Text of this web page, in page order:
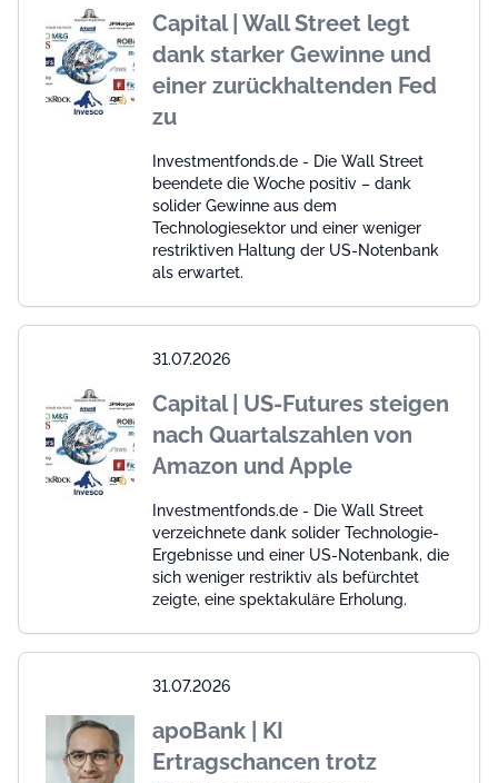
Capital | Wall Street legt
dank starker Gewinne und
einer zurückhaltenden Fed
zu
Investmentfonds.de - Die Wall Street
beendete die Woche positiv – dank
solider Gewinne aus dem
Technologiesektor und einer weniger
restriktiven Haltung der US-Notenbank
als erwartet.
31.07.2026
Capital | US-Futures steigen
nach Quartalszahlen von
Amazon und Apple
Investmentfonds.de - Die Wall Street
verzeichnete dank solider Technologie-
Ergebnisse und einer US-Notenbank, die
sich weniger restriktiv als befürchtet
zeigte, eine spektakuläre Erholung.
31.07.2026
apoBank | KI
Ertragschancen trotz